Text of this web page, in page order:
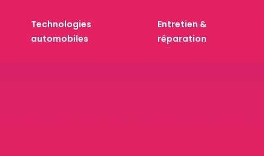
Technologies
automobiles
Entretien &
réparation